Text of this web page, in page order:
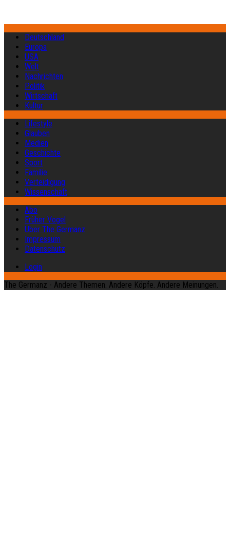
Deutschland
Europa
USA
Welt
Nachrichten
Politik
Wirtschaft
Kultur
Lifestyle
Glauben
Medien
Geschichte
Sport
Familie
Verteidigung
Wissenschaft
Abo
Früher Vogel
Über The Germanz
Impressum
Datenschutz
Login
The Germanz - Andere Themen. Andere Köpfe. Andere Meinungen.